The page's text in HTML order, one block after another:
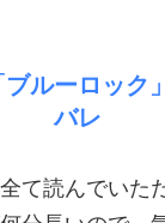
ブルーロック
バレ
て読んでいた